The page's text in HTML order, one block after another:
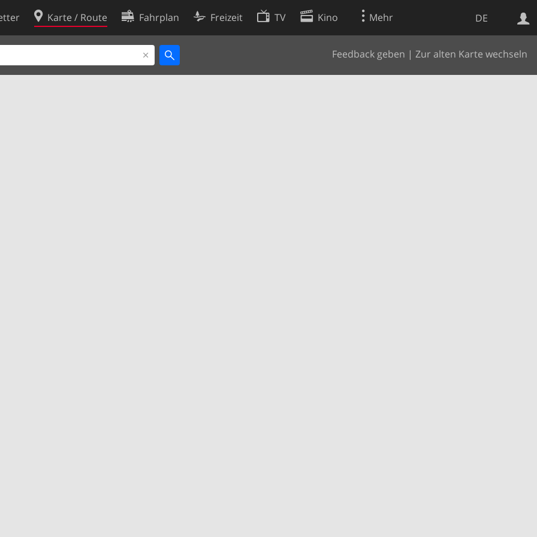
DE
Karte / Route Fahrplan Freizeit TV Kino Mehr
Feedback geben | Zur alten Karte wechseln
Websuche
Cookie-Richtlinie
Cookie-Einstellungen